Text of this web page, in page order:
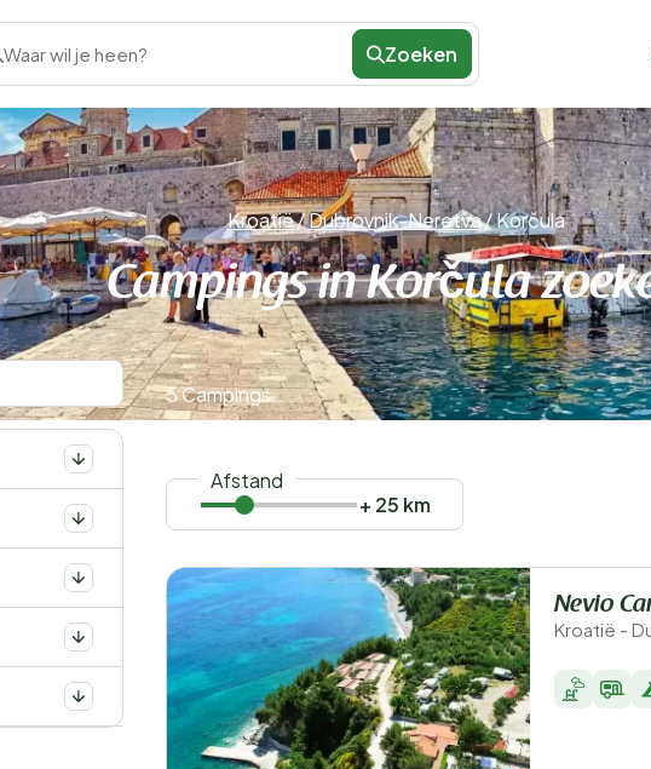
Waar wil je heen? Zoeken
Kroatië/Dubrovnik-Neretva/Korčula
Campings in Korčula
5 Campings
Afstand
+ 25 km
Nevio
Kroatië -